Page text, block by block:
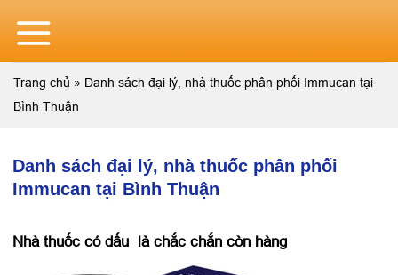
content
Trang chủ » Danh sách đại lý, nhà thuốc phân phối Immucan tại
Bình Thuận
Danh sách đại lý, nhà thuốc phân phối
Immucan tại Bình Thuận
Nhà thuốc có dấu là chắc chắn còn hàng